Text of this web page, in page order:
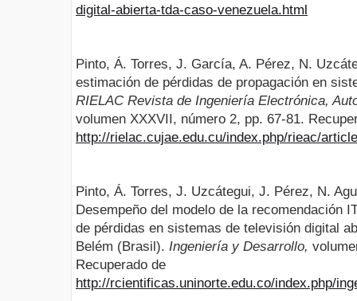
digital-abierta-tda-caso-venezuela.html
Pinto, Á. Torres, J. García, A. Pérez, N.
estimación de pérdidas de propagación en
RIELAC Revista de Ingeniería Electrónica,
volumen XXXVII, número 2, pp. 67-81.
http://rielac.cujae.edu.cu/index.php/rieac/
Pinto, Á. Torres, J. Uzcátegui, J. Pérez, N.
Desempeño del modelo de la recomendación
de pérdidas en sistemas de televisión digital
Belém (Brasil). Ingeniería y Desarrollo,
Recuperado de
http://rcientificas.uninorte.edu.co/index.php/